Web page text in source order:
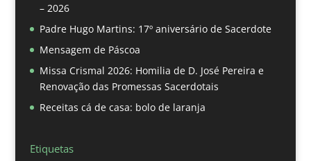
– 2026
Padre Hugo Martins: 17º aniversário de Sacerdote
Mensagem de Páscoa
Missa Crismal 2026: Homilia de D. José Pereira e
Renovação das Promessas Sacerdotais
Receitas cá de casa: bolo de laranja
Etiquetas